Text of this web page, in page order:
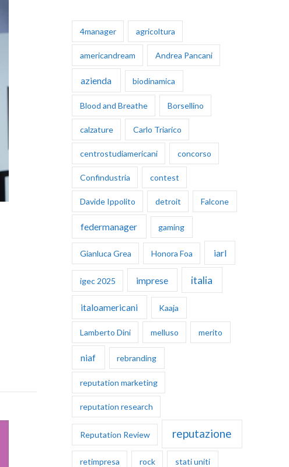
4manager agricoltura
americandream Andrea Pancani
azienda biodinamica
Blood and Breathe Borsellino
calzature Carlo Triarico
centrostudiamericani concorso
Confindustria contest
Davide Ippolito detroit Falcone
federmanager gaming
Gianluca Grea Honora Foa iarl
igec 2025 imprese italia
italoamericani Kaaja
Lamberto Dini melluso merito
niaf rebranding
reputation marketing
reputation research
Reputation Review reputazione
retimpresa rock stati uniti